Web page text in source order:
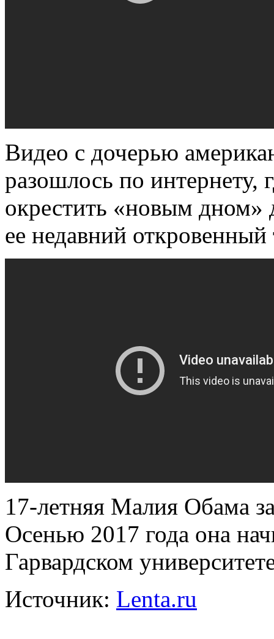
Видео с дочерью
разошлось по интернету,
окрестить «новым
ее недавний
17-летняя Малия Обама
Осенью 2017 года она
Гарвардском
Источник: Lenta.ru